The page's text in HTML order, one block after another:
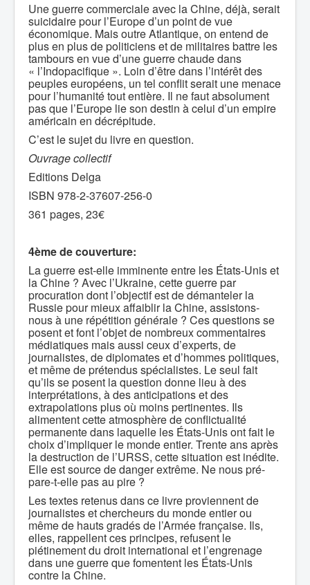
Une guerre commerciale avec la Chine, déjà, serait
suicidaire pour l’Europe d’un point de vue
économique. Mais outre Atlantique, on entend de
plus en plus de politiciens et de militaires battre les
tambours en vue d’une guerre chaude dans
« l’Indopacifique ». Loin d’être dans l’intérêt des
peuples européens, un tel conflit serait une menace
pour l’humanité tout entière. Il ne faut absolument
pas que l’Europe lie son destin à celui d’un empire
américain en décrépitude.
C’est le sujet du livre en question.
Ouvrage collectif
Editions Delga
ISBN 978-2-37607-256-0
361 pages, 23€
4ème de couverture:
La guerre est-elle imminente entre les États-Unis et
la Chine ? Avec l’Ukraine, cette guerre par
procuration dont l’objectif est de démanteler la
Russie pour mieux affaiblir la Chine, assistons-
nous à une répétition générale ? Ces questions se
posent et font l’objet de nombreux commentaires
médiatiques mais aussi ceux d’experts, de
journalistes, de diplomates et d’hommes politiques,
et même de prétendus spécialistes. Le seul fait
qu’ils se posent la question donne lieu à des
interprétations, à des anticipations et des
extrapolations plus où moins pertinentes. Ils
alimentent cette atmosphère de conflictualité
permanente dans laquelle les États-Unis ont fait le
choix d’impliquer le monde entier. Trente ans après
la destruction de l’URSS, cette situation est inédite.
Elle est source de danger extrême. Ne nous pré-
pare-t-elle pas au pire ?
Les textes retenus dans ce livre proviennent de
journalistes et chercheurs du monde entier ou
même de hauts gradés de l’Armée française. Ils,
elles, rappellent ces principes, refusent le
piétinement du droit international et l’engrenage
dans une guerre que fomentent les États-Unis
contre la Chine.